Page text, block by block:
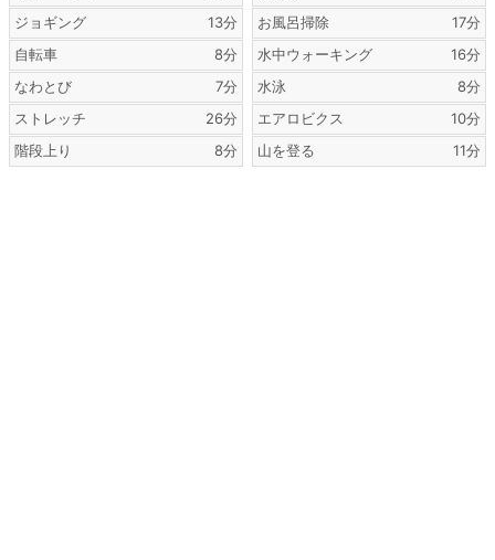
ジョギング
13分
自転車
8分
なわとび
7分
ストレッチ
26分
階段上り
8分
お風呂掃除
17分
水中ウォーキング
16分
水泳
8分
エアロビクス
10分
山を登る
11分